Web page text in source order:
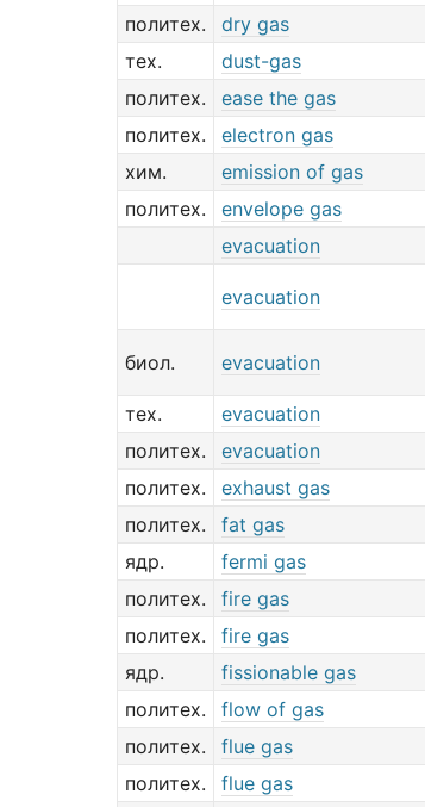
политех.
dry gas
тех.
dust-gas
политех.
ease the gas
политех.
electron gas
хим.
emission of gas
политех.
envelope gas
evacuation
evacuation
биол. evacuation
тех.
evacuation
политех.
evacuation
политех.
exhaust gas
политех.
fat gas
ядр.
fermi gas
политех.
fire gas
политех.
fire gas
ядр.
fissionable gas
политех.
flow of gas
политех.
flue gas
политех.
flue gas